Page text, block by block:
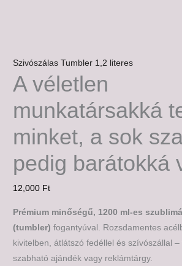
Szivószálas Tumbler 1,2 literes
A véletlen
munkatársakká
minket, a sok
pedig barátokká
12,000 Ft
Prémium minőségű, 1200 ml-es
(tumbler) fogantyúval. Rozsdamentes
kivitelben, átlátszó fedéllel és szívószállal
szabható ajándék vagy reklámtárgy.